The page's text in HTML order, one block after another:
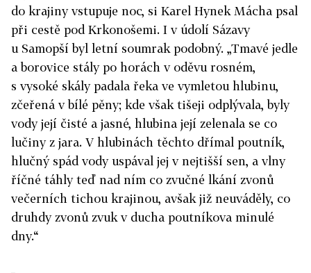
do krajiny vstupuje noc, si Karel Hynek Mácha psal
při cestě pod Krkonošemi. I v údolí Sázavy
u Samopší byl letní soumrak podobný. „Tmavé jedle
a borovice stály po horách v oděvu rosném,
s vysoké skály padala řeka ve vymletou hlubinu,
zčeřená v bílé pěny; kde však tišeji odplývala, byly
vody její čisté a jasné, hlubina její zelenala se co
lučiny z jara. V hlubinách těchto dřímal poutník,
hlučný spád vody uspával jej v nejtišší sen, a vlny
říčné táhly teď nad ním co zvučné lkání zvonů
večerních tichou krajinou, avšak již neuváděly, co
druhdy zvonů zvuk v ducha poutníkova minulé
dny.“